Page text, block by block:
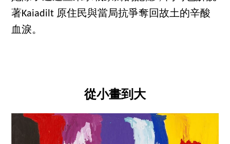
著Kaiadilt 原住民與當局抗爭奪回故土的辛酸
血淚。
從小畫到大